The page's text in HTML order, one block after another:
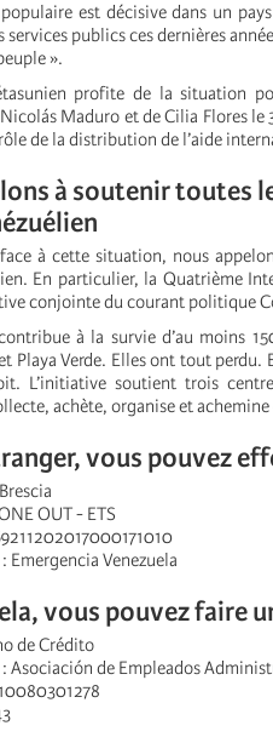
est décisive dans un
publics ces dernières
».
profite de la situation
Maduro et de Cilia Flores
de la distribution de l’aide
à soutenir toutes
à cette situation, nous
En particulier, la Quatrième
conjointe du courant politique
à la survie d’au moins
Playa Verde. Elles ont tout
L’initiative soutient trois
achète, organise et achemine
vous pouvez
OUT - ETS
Venezuela
vous pouvez faire
de Crédito
Asociación de Empleados